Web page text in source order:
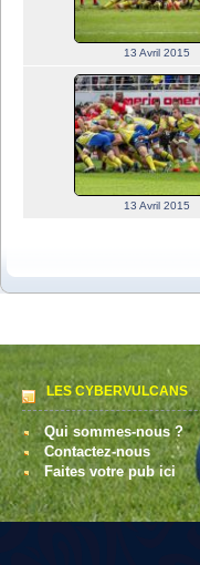
13 Avril 2015
13 Avril 2015
LES CYBERVULCANS
Qui sommes-nous ?
Contactez-nous
Faites votre pub ici